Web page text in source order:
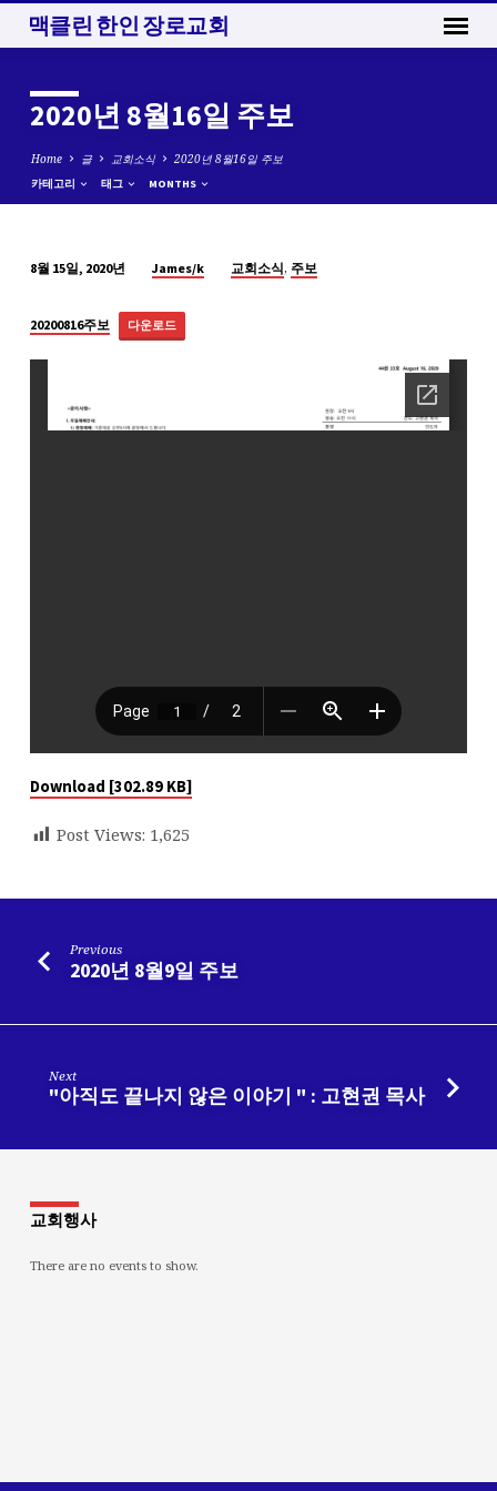
맥클린 한인 장로교회
2020년 8월16일 주보
Home 글 교회소식 2020년 8월16일 주보
카테고리 태그 MONTHS
년
8
일
8월 15일, 2020년 James/k 교회소식, 주보
20200816주보 다운로드
Download [302.89 KB]
Post Views: 1,625
Previous
2020년 8월9일 주보
Next
"아직도 끝나지 않은 이야기 " : 고현권 목사
교회행사
There are no events to show.